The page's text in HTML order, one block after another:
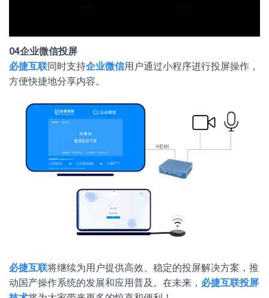
04企业微信投屏
必捷互联同时支持企业微信用户通过小程序进行投屏操作，
方便快捷地分享内容。
必捷互联将继续为用户提供高效、稳定的投屏解决方案，推
动国产操作系统的发展和应用普及。在未来， 必捷互联投屏